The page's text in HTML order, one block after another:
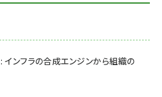
ンフラの合成エンジンから組織の